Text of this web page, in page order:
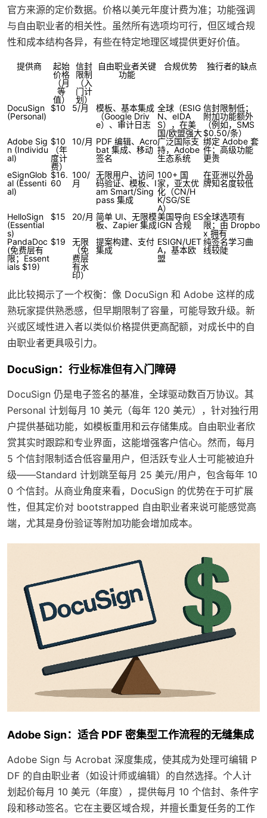
官方来源的定价数据。价格以美元年度计费为准；功能强调
与自由职业者的相关性。虽然所有选项均可行，但区域合规
性和成本结构各异，有些在特定地理区域提供更好价值。
提供商
起始
价格
（月
等
值）
信封
限制
（入
门计
划）
自由职业者关键
功能
合规优势 独行者的缺点
DocuSign
(Personal)
$10 5/月
模板、基本集成
（Google Driv
e）、审计日志
全球（ESIG
N、eIDA
S），在美
国/欧盟强大
信封限制低；
附加功能额外
（例如，SMS
$0.50/条）
Adobe Sig
n (Individu
al)
$10
（年
度计
费）
10/月 PDF 编辑、Acro
bat 集成、移动
签名
广泛国际支
持，Adobe
生态系统
绑定 Adobe 套
件；高级功能
更贵
eSignGlob
al (Essenti
al)
$16.
60
100/
月
无限用户、访问
码验证、模板、I
am Smart/Sing
pass 集成
100+ 国
家，亚太优
化（CN/H
K/SG/SE
A）
在亚洲以外品
牌知名度较低
HelloSign
(Essential
s)
$15 20/月 简单 UI、无限模
板、Zapier 集成
美国导向 ES
IGN 合规
全球选项有
限；由 Dropbo
x 拥有
PandaDoc
(免费层有
限；Essent
ials $19)
$19
无限
（免
费层
有水
印）
提案构建、支付
集成
ESIGN/UET
A，基本欧
盟
纯签名学习曲
线较陡
此比较揭示了一个权衡：像 DocuSign 和 Adobe 这样的成
熟玩家提供熟悉感，但早期限制了容量，可能导致升级。新
兴或区域性进入者以类似价格提供更高配额，对成长中的自
由职业者更具吸引力。
DocuSign：行业标准但有入门障碍
DocuSign 仍是电子签名的基准，全球驱动数百万协议。其
Personal 计划每月 10 美元（每年 120 美元），针对独行用
户提供基础功能，如模板重用和云存储集成。自由职业者欣
赏其实时跟踪和专业界面，这能增强客户信心。然而，每月
5 个信封限制适合低容量用户，但活跃专业人士可能被迫升
级——Standard 计划跳至每月 25 美元/用户，包含每年 10
0 个信封。从商业角度来看，DocuSign 的优势在于可扩展
性，但其定价对 bootstrapped 自由职业者来说可能感觉高
端，尤其是身份验证等附加功能会增加成本。
Adobe Sign：适合 PDF 密集型工作流程的无缝集成
Adobe Sign 与 Acrobat 深度集成，使其成为处理可编辑 P
DF 的自由职业者（如设计师或编辑）的自然选择。个人计
划起价每月 10 美元（年度），提供每月 10 个信封、条件字
段和移动签名。它在主要区域合规，并擅长重复任务的工作